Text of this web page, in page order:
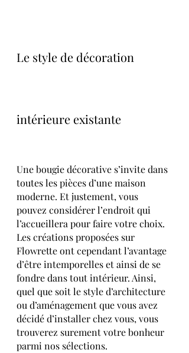
Le style de décoration
intérieure existante
Une bougie décorative s’invite dans
toutes les pièces d’une maison
moderne. Et justement, vous
pouvez considérer l’endroit qui
l’accueillera pour faire votre choix.
Les créations proposées sur
Flowrette ont cependant l’avantage
d’être intemporelles et ainsi de se
fondre dans tout intérieur. Ainsi,
quel que soit le style d’architecture
ou d’aménagement que vous avez
décidé d’installer chez vous, vous
trouverez surement votre bonheur
parmi nos sélections.